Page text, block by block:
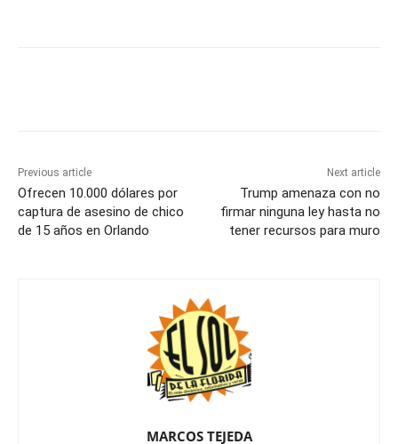
Previous article
Ofrecen 10.000 dólares por
captura de asesino de chico
de 15 años en Orlando
Next article
Trump amenaza con no
firmar ninguna ley hasta no
tener recursos para muro
MARCOS TEJEDA